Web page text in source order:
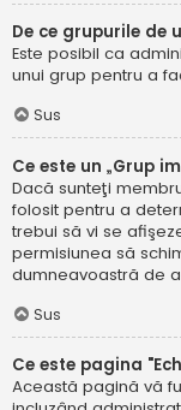
De ce grupurile
Este posibil ca
unui grup pentru a
Sus
Ce este un „Grup
Dacă sunteţi
folosit pentru a
trebui să vi se
permisiunea să
dumneavoastră de
Sus
Ce este pagina
Această pagină vă